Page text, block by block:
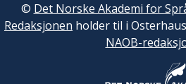
© Det Norske Akademi for
Redaksjonen holder til i
NAOB-